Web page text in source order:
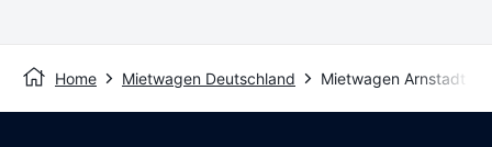
Home Mietwagen Deutschland Mietwagen Arnstadt